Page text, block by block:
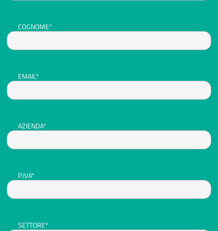
COGNOME*
EMAIL*
AZIENDA*
P.IVA*
SETTORE*